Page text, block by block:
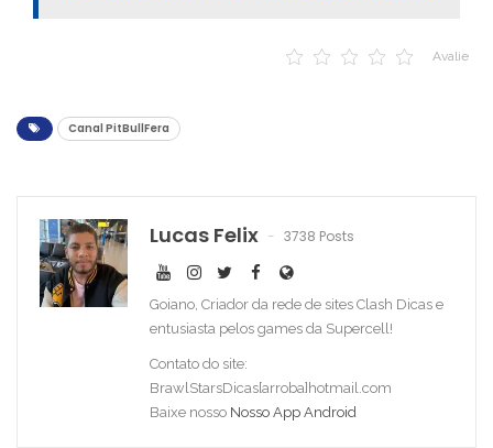
Avalie
Canal PitBullFera
Lucas Felix 3738 Posts
Goiano, Criador da rede de sites Clash Dicas e
entusiasta pelos games da Supercell!
Contato do site:
BrawlStarsDicas[arroba]hotmail.com
Baixe nosso Nosso App Android